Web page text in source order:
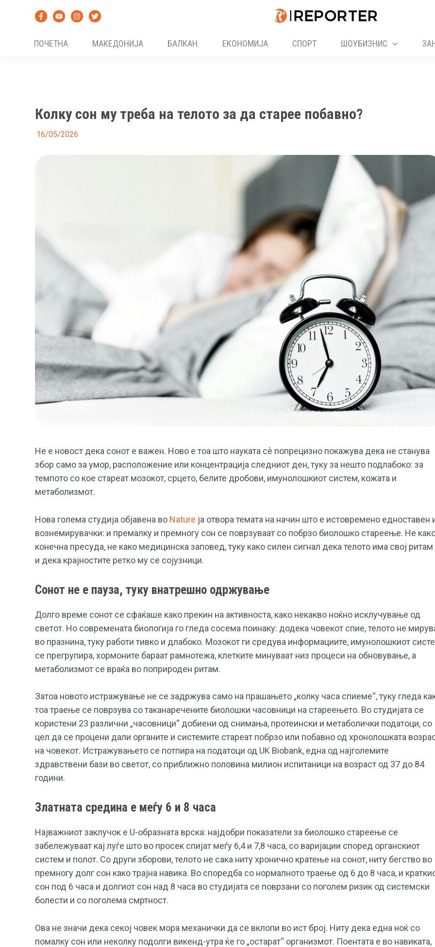
ПОЧЕТНА
МАКЕДОНИЈА БАЛКАН ЕКОНОМИЈА СПОРТ ШОУБИЗНИС
Колку сон му треба на телото за да старее побавно?
16/05/2026
Не е новост дека сонот е важен. Ново е тоа што науката сè попрецизно покажува дека не станува
збор само за умор, расположение или концентрација следниот ден, туку за нешто подлабоко: за
темпото со кое стареат мозокот, срцето, белите дробови, имунолошкиот систем, кожата и
метаболизмот.
Нова голема студија објавена во Nature ја отвора темата на начин што е истовремено едноставен
вознемирувачки: и премалку и премногу сон се поврзуваат со побрзо биолошко стареење. Не
конечна пресуда, не како медицинска заповед, туку како силен сигнал дека телото има свој
и дека крајностите ретко му се сојузници.
Сонот не е пауза, туку внатрешно одржување
Долго време сонот се сфаќаше како прекин на активноста, како некакво ноќно исклучување од
светот. Но современата биологија го гледа сосема поинаку: додека човекот спие, телото не
во празнина, туку работи тивко и длабоко. Мозокот ги средува информациите, имунолошкиот
се прегрупира, хормоните бараат рамнотежа, клетките минуваат низ процеси на обновување, а
метаболизмот се враќа во поприроден ритам.
Затоа новото истражување не се задржува само на прашањето „колку часа спиеме“, туку гледа
тоа траење се поврзува со таканаречените биолошки часовници на стареењето. Во студијата се
користени 23 различни „часовници“ добиени од снимања, протеински и метаболички податоци, со
цел да се процени дали органите и системите стареат побрзо или побавно од хронолошката
на човекот. Истражувањето се потпира на податоци од UK Biobank, една од најголемите
здравствени бази во светот, со приближно половина милион испитаници на возраст од 37 до 84
години.
Златната средина е меѓу 6 и 8 часа
Најважниот заклучок е U-образната врска: најдобри показатели за биолошко стареење се
забележуваат кај луѓе што во просек спијат меѓу 6,4 и 7,8 часа, со варијации според органскиот
систем и полот. Со други зборови, телото не сака ниту хронично кратење на сонот, ниту бегство во
премногу долг сон како трајна навика. Во споредба со нормалното траење од 6 до 8 часа, и
сон под 6 часа и долгиот сон над 8 часа во студијата се поврзани со поголем ризик од системски
болести и со поголема смртност.
Ова не значи дека секој човек мора механички да се вклопи во ист број. Ниту дека една ноќ со
помалку сон или неколку подолги викенд-утра ќе го „остарат“ организмот. Поентата е во навиката,